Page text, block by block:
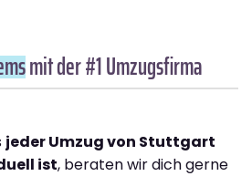
mit der #1 Umzugsfirma
jeder Umzug von Stuttgart
ist, beraten wir dich gerne